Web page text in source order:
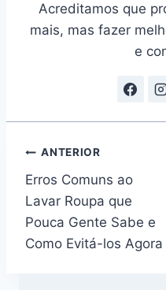
Acreditamos que
mais, mas fazer
e
Navegação
de
Post
ANTERIOR
Erros Comuns ao
Lavar Roupa que
Pouca Gente Sabe e
Como Evitá-los Agora